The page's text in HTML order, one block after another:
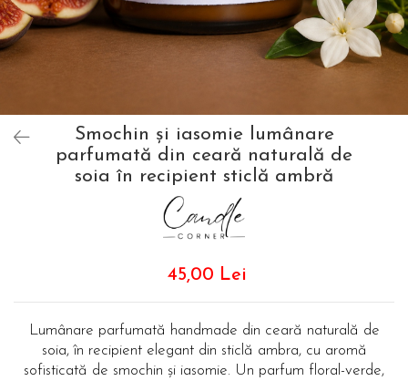
Smochin și iasomie lumânare
parfumată din ceară naturală de
soia în recipient sticlă ambră
45,00 Lei
Lumânare parfumată handmade din ceară naturală de
soia, în recipient elegant din sticlă ambra, cu aromă
sofisticată de smochin și iasomie. Un parfum floral-verde,